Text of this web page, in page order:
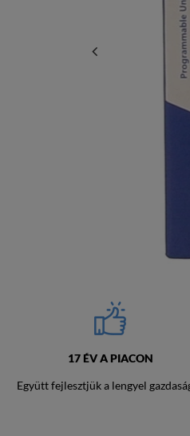
17 ÉV A PIACON
Együtt fejlesztjük a lengyel